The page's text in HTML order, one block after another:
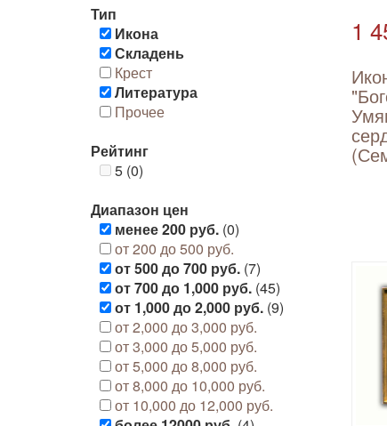
Тип
Икона
Складень
Крест
Литература
Прочее
Рейтинг
5 (0)
Диапазон цен
менее 200 руб. (0)
от 200 до 500 руб.
от 500 до 700 руб. (7)
от 700 до 1,000 руб. (45)
от 1,000 до 2,000 руб. (9)
от 2,000 до 3,000 руб.
от 3,000 до 5,000 руб.
от 5,000 до 8,000 руб.
от 8,000 до 10,000 руб.
от 10,000 до 12,000 руб.
1